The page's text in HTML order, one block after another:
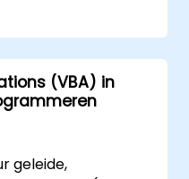
ontwerp van
van
voor
evenals
in Excel.
worden
handmatige taken
(VBA) in
geleide,